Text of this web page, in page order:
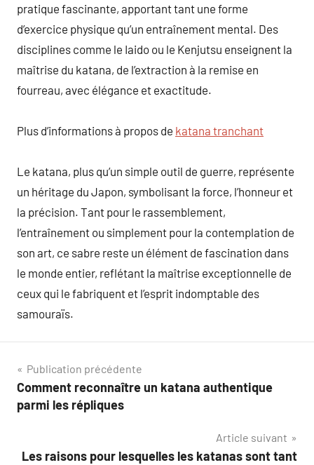
pratique fascinante, apportant tant une forme
d’exercice physique qu’un entraînement mental. Des
disciplines comme le Iaido ou le Kenjutsu enseignent la
maîtrise du katana, de l’extraction à la remise en
fourreau, avec élégance et exactitude.
Plus d’informations à propos de katana tranchant
Le katana, plus qu’un simple outil de guerre, représente
un héritage du Japon, symbolisant la force, l’honneur et
la précision. Tant pour le rassemblement,
l’entraînement ou simplement pour la contemplation de
son art, ce sabre reste un élément de fascination dans
le monde entier, reflétant la maîtrise exceptionnelle de
ceux qui le fabriquent et l’esprit indomptable des
samouraïs.
Navigation
de
Publication précédente
Comment reconnaître un katana authentique
parmi les répliques
Article suivant
Les raisons pour lesquelles les katanas sont tant